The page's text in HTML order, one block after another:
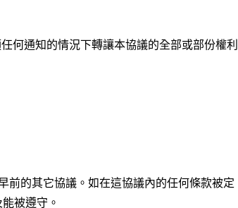
何通知的情況下轉讓本協議的全部或部份權利
前的其它協議。如在這協議內的任何條款被定
被遵守。